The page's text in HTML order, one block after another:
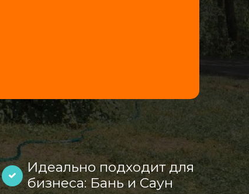
Идеально подходит для
бизнеса: Бань и Саун